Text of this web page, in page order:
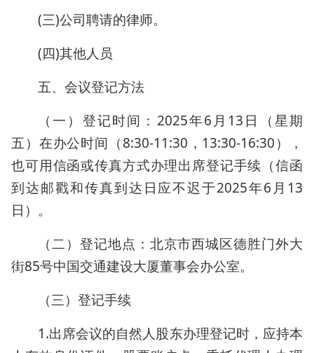
(三)公司聘请的律师。
(四)其他人员
五、会议登记方法
（一）登记时间：2025年6月13日（星期
五）在办公时间（8:30-11:30，13:30-16:30），
也可用信函或传真方式办理出席登记手续（信函
到达邮戳和传真到达日应不迟于2025年6月13
日）。
（二）登记地点：北京市西城区德胜门外大
街85号中国交通建设大厦董事会办公室。
（三）登记手续
1.出席会议的自然人股东办理登记时，应持本